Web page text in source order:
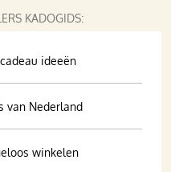
KADOGIDS:
ideeën
van Nederland
winkelen